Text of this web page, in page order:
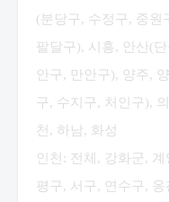
(분당구, 수정구, 중원
팔달구), 시흥, 안산(
안구, 만안구), 양주,
구, 수지구, 처인구),
천, 하남, 화성
인천: 전체, 강화군,
평구, 서구, 연수구, 옹